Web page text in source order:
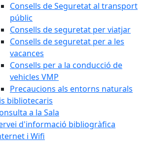
Consells de Seguretat al transport
públic
Consells de seguretat per viatjar
Consells de seguretat per a les
vacances
Consells per a la conducció de
vehicles VMP
Precaucions als entorns naturals
bibliotecaris
a la Sala
d'informació bibliogràfica
i Wifi